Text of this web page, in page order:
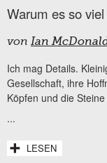
Warum es so
von Ian
Ich mag Details.
Gesellschaft, ihre
Köpfen und die
...
LESEN